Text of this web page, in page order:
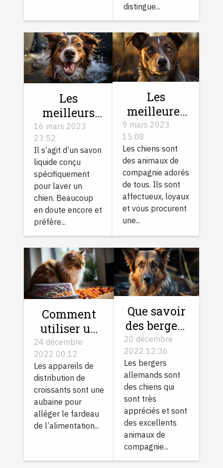
distingue...
Les
meilleurs
shampoings
pour chien
16 mars 2023
23:52
Il s’agit d’un savon
liquide conçu
spécifiquement
pour laver un
chien. Beaucoup
en doute encore et
préfère...
Les
meilleures
races de
chien à
adopter
9 mars 2023
15:08
Les chiens sont
des animaux de
compagnie adorés
de tous. Ils sont
affectueux, loyaux
et vous procurent
une...
Comment
utiliser un
distributeur
automatique
de
croquettes
pour votre
chat ?
24 décembre
2022 00:12
Les appareils de
distribution de
croissants sont une
aubaine pour
alléger le fardeau
de l’alimentation...
Que savoir
des bergers
allemands
?
20 décembre
2022 12:36
Les bergers
allemands sont
des chiens qui
sont très
appréciés et sont
des excellents
animaux de
compagnie...